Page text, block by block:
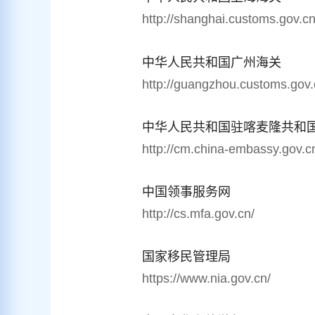
http://
中华人民共和国广州海关
http://
中华人民共和国驻喀麦隆共和
http://cm.china-
中国领事服务网
http://cs.mfa.gov.cn/
国家移民管理局
https://www.nia.gov.cn/